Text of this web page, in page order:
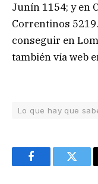
Junín 1154; y en
Correntinos
conseguir en
también vía web
Lo que hay que
Facebook